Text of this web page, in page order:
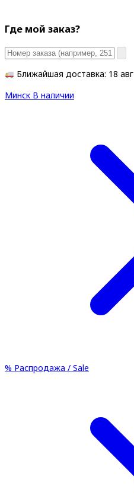
Где мой заказ?
Ближайшая доставка: 18 авг
Минск В наличии
% Распродажа / Sale